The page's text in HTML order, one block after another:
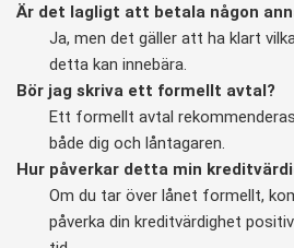
Är det lagligt att betala någon
Ja, men det gäller att ha klart
detta kan innebära.
Bör jag skriva ett formellt avtal?
Ett formellt avtal
både dig och låntagaren.
Hur påverkar detta min
Om du tar över lånet formellt,
påverka din kreditvärdighet